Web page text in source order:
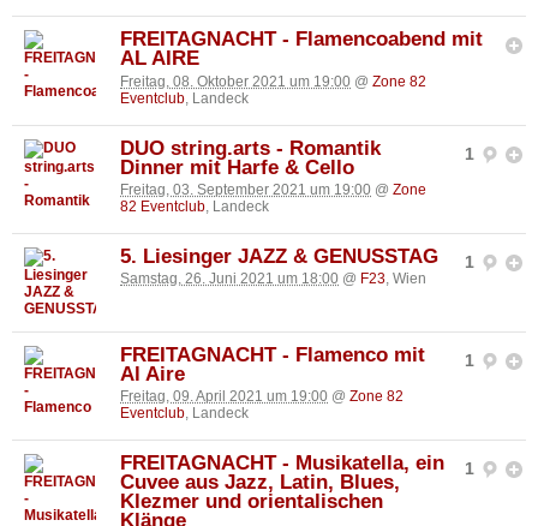
FREITAGNACHT - Flamencoabend mit
AL AIRE
Freitag, 08. Oktober 2021 um 19:00 @ Zone 82
Eventclub , Landeck
1
DUO string.arts - Romantik
Dinner mit Harfe & Cello
Freitag, 03. September 2021 um 19:00 @ Zone
82 Eventclub, Landeck
1
5. Liesinger JAZZ & GENUSSTAG
Samstag, 26. Juni 2021 um 18:00 @ F23, Wien
1
FREITAGNACHT - Flamenco mit
Al Aire
Freitag, 09. April 2021 um 19:00 @ Zone 82
Eventclub, Landeck
1
FREITAGNACHT - Musikatella, ein
Cuvee aus Jazz, Latin, Blues,
Klezmer und orientalischen
Klänge